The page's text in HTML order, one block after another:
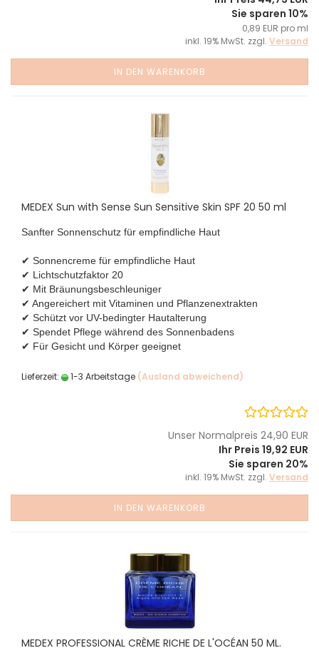
Sie sparen 10%
0,89 EUR pro ml
inkl. 19% MwSt. zzgl. Versand
IN DEN WARENKORB
MEDEX Sun with Sense Sun Sensitive Skin SPF 20 50 ml
Sanfter Sonnenschutz für empfindliche Haut
✔ Sonnencreme für empfindliche Haut
✔ Lichtschutzfaktor 20
✔ Mit Bräunungsbeschleuniger
✔ Angereichert mit Vitaminen und Pflanzenextrakten
✔ Schützt vor UV-bedingter Hautalterung
✔ Spendet Pflege während des Sonnenbadens
✔ Für Gesicht und Körper geeignet
Lieferzeit: 1-3 Arbeitstage (Ausland abweichend)
Unser Normalpreis 24,90 EUR
Ihr Preis 19,92 EUR
Sie sparen 20%
inkl. 19% MwSt. zzgl. Versand
IN DEN WARENKORB
MEDEX PROFESSIONAL CRÈME RICHE DE L'OCÉAN 50 ML.